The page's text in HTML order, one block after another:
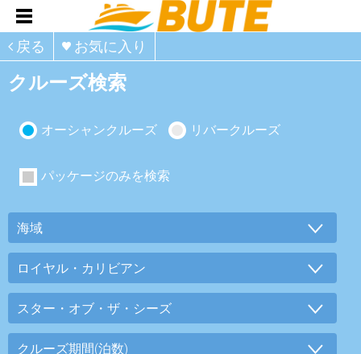
戻る お気に入り
クルーズ検索
オーシャンクルーズ リバークルーズ
パッケージのみを検索